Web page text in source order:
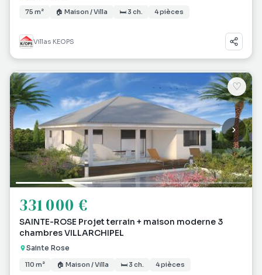
75 m² 🏠 Maison / Villa 🛏 3 ch. 4 pièces
Villas KEOPS
♡
331 000 €
SAINTE-ROSE Projet terrain + maison moderne 3
chambres VILLARCHIPEL
Sainte Rose
110 m² 🏠 Maison / Villa 🛏 3 ch. 4 pièces